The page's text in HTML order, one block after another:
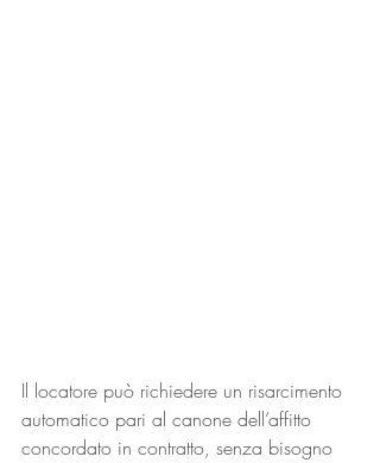
Il locatore può richiedere un risarcimento
automatico pari al canone dell’affitto
concordato in contratto, senza bisogno